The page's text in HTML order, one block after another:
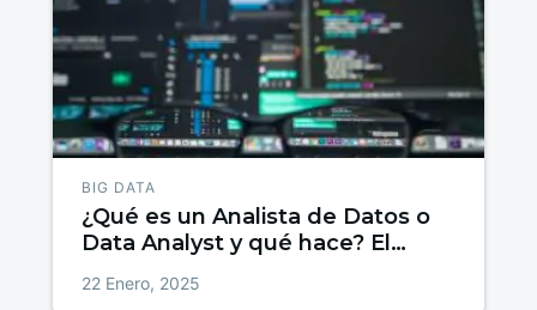
BIG DATA
¿Qué es un Analista de Datos o
Data Analyst y qué hace? El
22 Enero, 2025